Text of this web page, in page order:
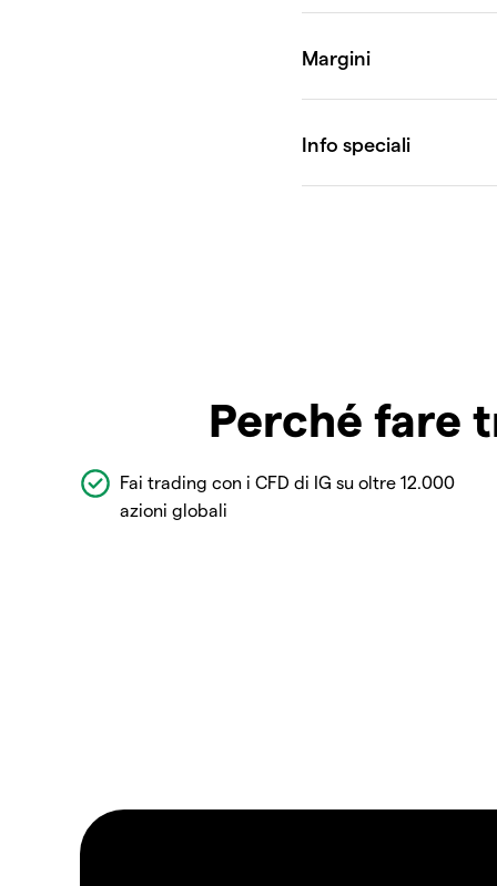
Perché fare
Fai trading con i CFD di IG su oltre 12.000
azioni globali